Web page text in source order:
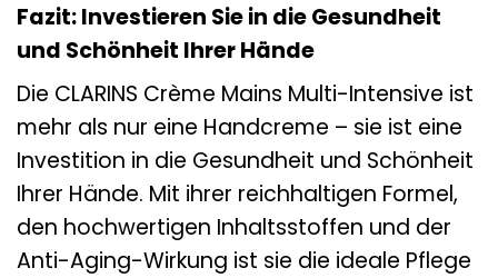
Fazit: Investieren Sie in die Gesundheit
und Schönheit Ihrer Hände
Die CLARINS Crème Mains Multi-Intensive ist
mehr als nur eine Handcreme – sie ist eine
Investition in die Gesundheit und Schönheit
Ihrer Hände. Mit ihrer reichhaltigen Formel,
den hochwertigen Inhaltsstoffen und der
Anti-Aging-Wirkung ist sie die ideale Pflege